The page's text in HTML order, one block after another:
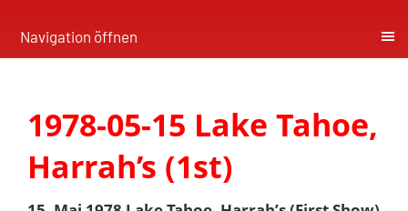
Navigation öffnen
1978-05-15 Lake Tahoe,
Harrah’s (1st)